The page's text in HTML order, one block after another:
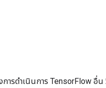
ารดำเนินการ TensorFlow อื่น